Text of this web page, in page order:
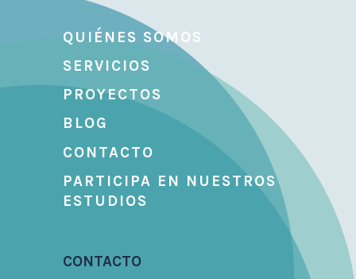
QUIÉNES SOMOS
SERVICIOS
PROYECTOS
BLOG
CONTACTO
PARTICIPA EN NUESTROS
ESTUDIOS
CONTACTO